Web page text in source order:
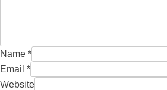
Name *
Email *
Website